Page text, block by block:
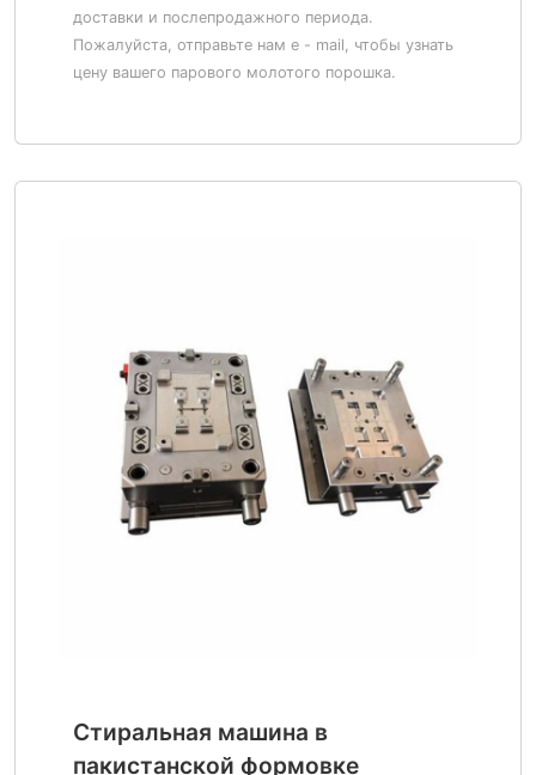
доставки и послепродажного периода.
Пожалуйста, отправьте нам e - mail, чтобы узнать
цену вашего парового молотого порошка.
Стиральная машина в
пакистанской формовке